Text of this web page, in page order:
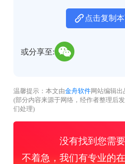
点击复制
或分享至:
温馨提示：本文由金舟软件网站编辑出
(部分内容来源于网络，经作者整理后
们处理)
没有找到您需
不着急，我们有专业的